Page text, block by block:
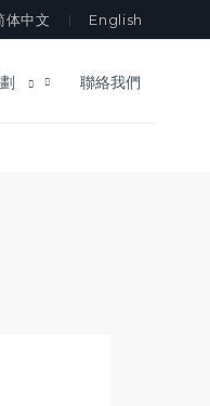
体中文 ｜ English
聯絡我們